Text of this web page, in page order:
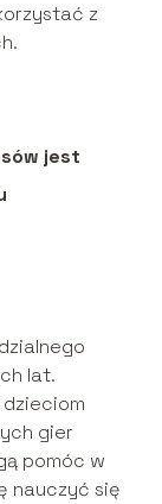
z
jest
lat.
gier
pomóc w
nauczyć się